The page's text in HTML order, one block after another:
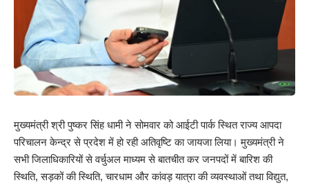
मुख्यमंत्री श्री पुष्कर सिंह धामी ने सोमवार को आईटी पार्क स्थित राज्य आपदा
परिचालन केन्द्र से प्रदेश में हो रही अतिवृष्टि का जायजा लिया। मुख्यमंत्री ने
सभी जिलाधिकारियों से वर्चुअल माध्यम से बातचीत कर जनपदों में बारिश की
स्थिति, सड़कों की स्थिति, चारधाम और कांवड़ यात्रा की व्यवस्थाओं तथा विद्युत,